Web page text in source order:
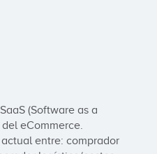
(Software as a
eCommerce.
entre: comprador